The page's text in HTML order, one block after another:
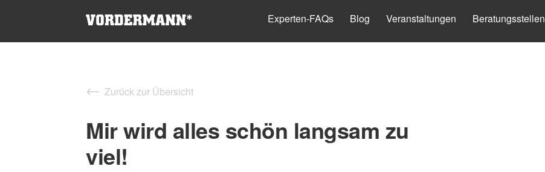
Experten-FAQs Blog Veranstaltungen Beratungsstellen
Zurück zur Übersicht
Mir wird alles schön langsam zu
viel!